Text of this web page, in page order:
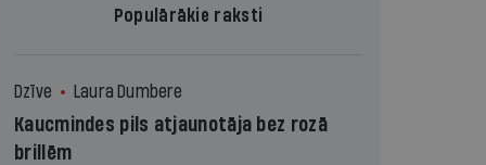
Populārākie raksti
Dzīve Laura Dumbere
Kaucmindes pils atjaunotāja bez rozā
brillēm